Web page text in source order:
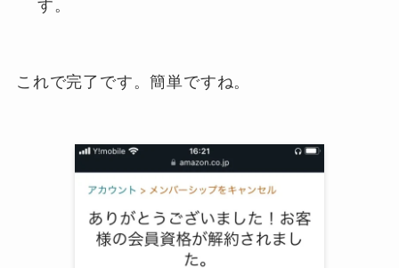
す。
これで完了です。簡単ですね。